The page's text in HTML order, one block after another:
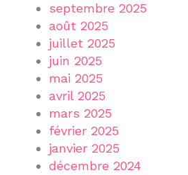
septembre 2025
août 2025
juillet 2025
juin 2025
mai 2025
avril 2025
mars 2025
février 2025
janvier 2025
décembre 2024